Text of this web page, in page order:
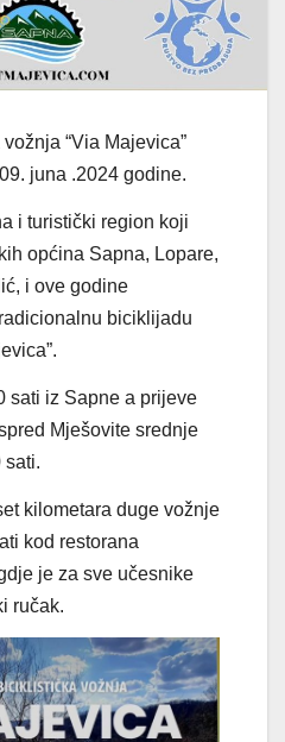
“Via Majevica”
juna .2024 godine.
i turistički region koji
općina Sapna, Lopare,
i ove godine
biciklijadu
sati iz Sapne a prijeve
Mješovite srednje
sati.
kilometara duge vožnje
kod restorana
je za sve učesnike
ručak.